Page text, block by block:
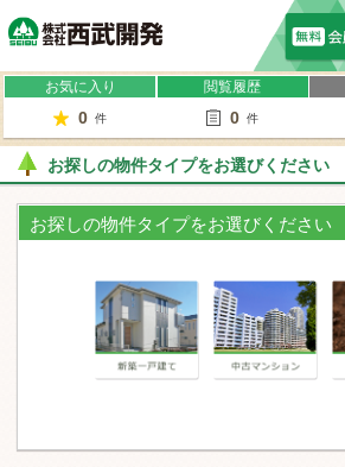
お気に入り
0 件
閲覧履歴
0 件
お探しの物件タイプをお選びください
お探しの物件タイプをお選びください